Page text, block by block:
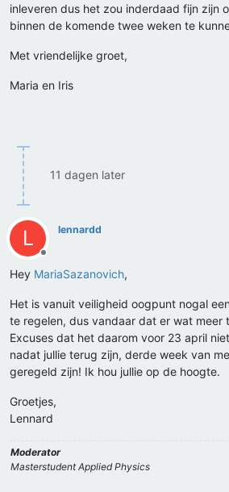
inleveren dus het zou inderdaad fijn zijn
binnen de komende twee weken te
Met vriendelijke groet,
Maria en Iris
11 dagen later
L
Offline
lennardd
Hey MariaSazanovich,
Het is vanuit veiligheid oogpunt nogal
te regelen, dus vandaar dat er wat meer
Excuses dat het daarom voor 23 april
nadat jullie terug zijn, derde week van
geregeld zijn! Ik hou jullie op de hoogte.
Groetjes,
Lennard
Moderator
Masterstudent Applied Physics